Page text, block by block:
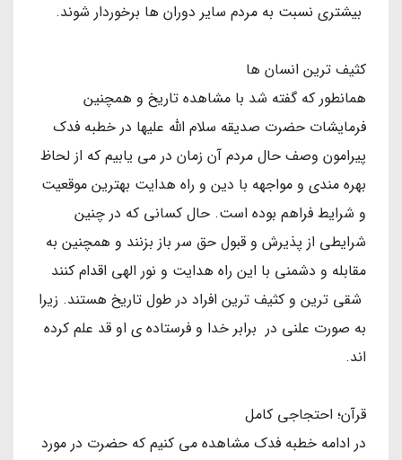
بیشتری نسبت به مردم سایر دوران ها برخوردار شوند.
کثیف ترین انسان ها
همانطور که گفته شد با مشاهده تاریخ و همچنین
فرمایشات حضرت صدیقه سلام الله علیها در خطبه فدک
پیرامون وصف حال مردم آن زمان در می یابیم که از لحاظ
بهره مندی و مواجهه با دین و راه هدایت بهترین موقعیت
و شرایط فراهم بوده است. حال کسانی که در چنین
شرایطی از پذیرش و قبول حق سر باز بزنند و همچنین به
مقابله و دشمنی با این راه هدایت و نور الهی اقدام کنند
شقی ترین و کثیف ترین افراد در طول تاریخ هستند. زیرا
به صورت علنی در برابر خدا و فرستاده ی او قد علم کرده
اند.
قرآن؛ احتجاجی کامل
در ادامه خطبه فدک مشاهده می کنیم که حضرت در مورد